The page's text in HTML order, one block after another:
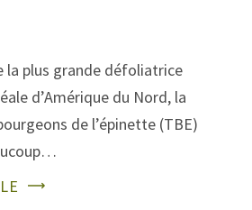
la plus grande défoliatrice
d’Amérique du Nord, la
de l’épinette (TBE)